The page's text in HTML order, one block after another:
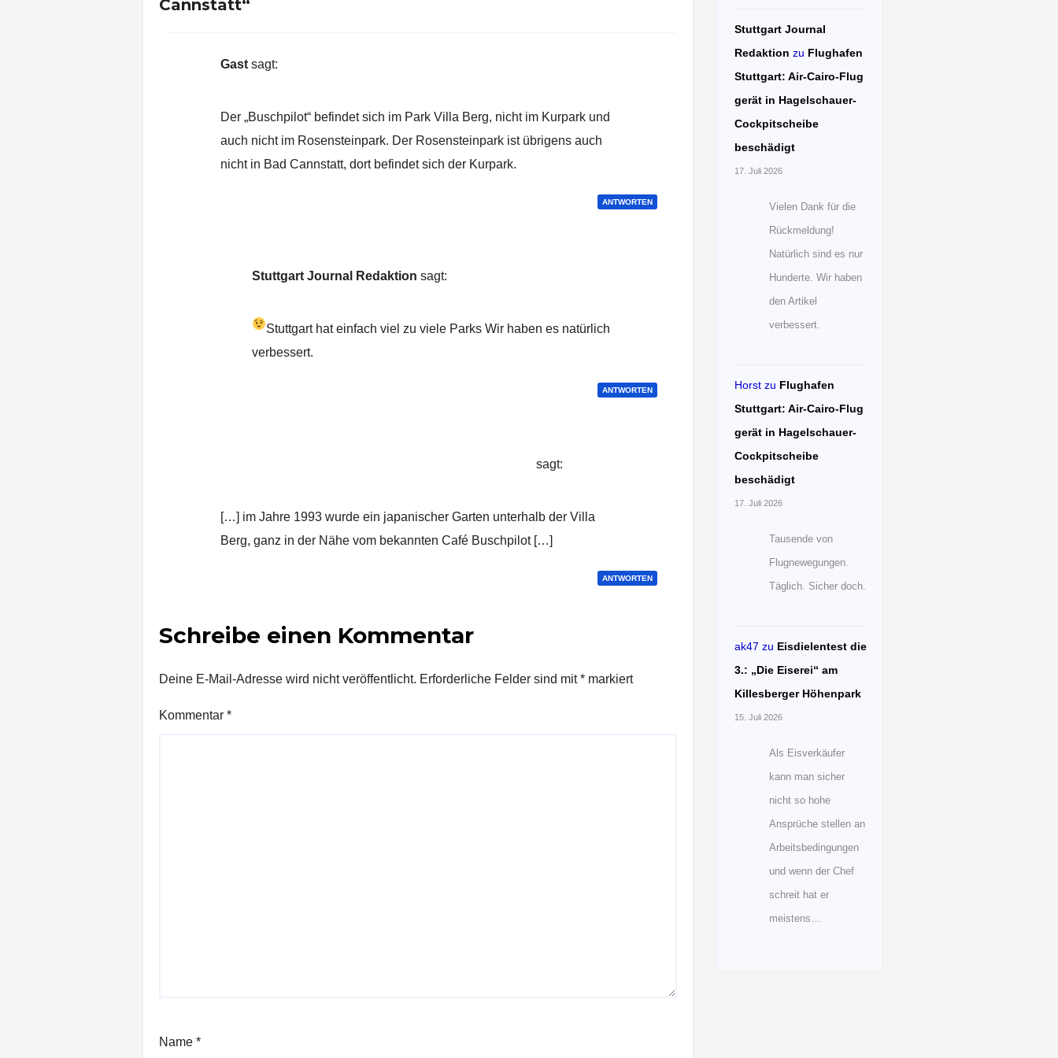
Cannstatt“
Gast sagt:
Der „Buschpilot“ befindet sich im Park Villa Berg, nicht im Kurpark und
auch nicht im Rosensteinpark. Der Rosensteinpark ist übrigens auch
nicht in Bad Cannstatt, dort befindet sich der Kurpark.
ANTWORTEN
Stuttgart Journal Redaktion sagt:
Stuttgart hat einfach viel zu viele ParksWir haben es natürlich
verbessert.
ANTWORTEN
sagt:
[…] im Jahre 1993 wurde ein japanischer Garten unterhalb der Villa
Berg, ganz in der Nähe vom bekannten Café Buschpilot […]
ANTWORTEN
Schreibe einen Kommentar
Deine E-Mail-Adresse wird nicht veröffentlicht. Erforderliche Felder sind mit* markiert
Kommentar *
Name *
Stuttgart Journal
Redaktion zu Flughafen
Stuttgart: Air-Cairo-Flug
gerät in Hagelschauer-
Cockpitscheibe
beschädigt
17. Juli 2026
Vielen Dank für die
Rückmeldung!
Natürlich sind es nur
Hunderte. Wir haben
den Artikel
verbessert.
Horstzu Flughafen
Stuttgart: Air-Cairo-Flug
gerät in Hagelschauer-
Cockpitscheibe
beschädigt
17. Juli 2026
Tausende von
Flugnewegungen.
Täglich. Sicher doch.
ak47 zu Eisdielentest die
3.: „Die Eiserei“ am
Killesberger Höhenpark
15. Juli 2026
Als Eisverkäufer
kann man sicher
nicht so hohe
Ansprüche stellen an
Arbeitsbedingungen
und wenn der Chef
schreit hat er
meistens…